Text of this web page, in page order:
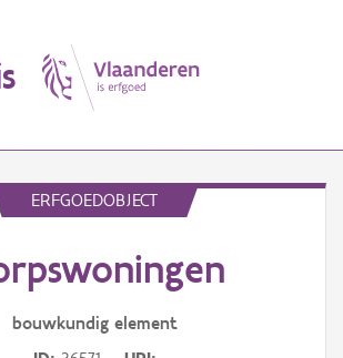
ERFGOEDOBJECT
bouwkundig element